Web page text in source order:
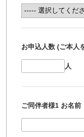
お申込人数 (ご本人
人
ご同伴者様1 お名前